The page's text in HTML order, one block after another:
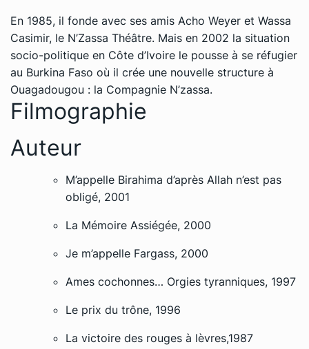
En 1985, il fonde avec ses amis Acho Weyer et Wassa
Casimir, le N’Zassa Théâtre. Mais en 2002 la situation
socio-politique en Côte d’Ivoire le pousse à se réfugier
au Burkina Faso où il crée une nouvelle structure à
Ouagadougou : la Compagnie N’zassa.
Filmographie
Auteur
M’appelle Birahima d’après Allah n’est pas
obligé, 2001
La Mémoire Assiégée, 2000
Je m’appelle Fargass, 2000
Ames cochonnes… Orgies tyranniques, 1997
Le prix du trône, 1996
La victoire des rouges à lèvres,1987